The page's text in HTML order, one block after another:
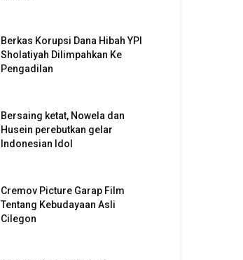
Berkas Korupsi Dana Hibah YPI
Sholatiyah Dilimpahkan Ke
Pengadilan
Bersaing ketat, Nowela dan
Husein perebutkan gelar
Indonesian Idol
Cremov Picture Garap Film
Tentang Kebudayaan Asli
Cilegon